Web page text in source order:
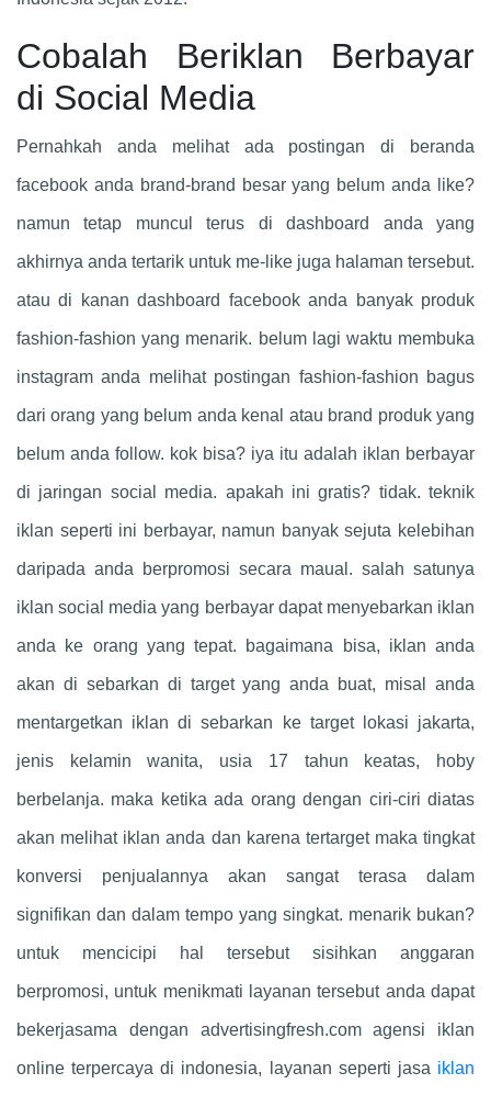
Cobalah Beriklan Berbayar
di Social Media
Pernahkah anda melihat ada postingan di beranda
facebook anda brand-brand besar yang belum anda like?
namun tetap muncul terus di dashboard anda yang
akhirnya anda tertarik untuk me-like juga halaman tersebut.
atau di kanan dashboard facebook anda banyak produk
fashion-fashion yang menarik. belum lagi waktu membuka
instagram anda melihat postingan fashion-fashion bagus
dari orang yang belum anda kenal atau brand produk yang
belum anda follow. kok bisa? iya itu adalah iklan berbayar
di jaringan social media. apakah ini gratis? tidak. teknik
iklan seperti ini berbayar, namun banyak sejuta kelebihan
daripada anda berpromosi secara maual. salah satunya
iklan social media yang berbayar dapat menyebarkan iklan
anda ke orang yang tepat. bagaimana bisa, iklan anda
akan di sebarkan di target yang anda buat, misal anda
mentargetkan iklan di sebarkan ke target lokasi jakarta,
jenis kelamin wanita, usia 17 tahun keatas, hoby
berbelanja. maka ketika ada orang dengan ciri-ciri diatas
akan melihat iklan anda dan karena tertarget maka tingkat
konversi penjualannya akan sangat terasa dalam
signifikan dan dalam tempo yang singkat. menarik bukan?
untuk mencicipi hal tersebut sisihkan anggaran
berpromosi, untuk menikmati layanan tersebut anda dapat
bekerjasama dengan advertisingfresh.com agensi iklan
online terpercaya di indonesia, layanan seperti jasa iklan